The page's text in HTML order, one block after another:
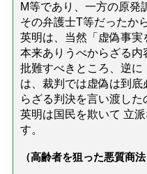
M等であり、一方の原発
その弁護士T等だったか
英明は、当然「虚偽事実
本来ありうべからざる内
批難すべきところ、逆に
は、裁判では虚偽は到
らざる判決を言い渡し
英明は国民を欺いて 立
す。
（高齢者を狙った悪質商